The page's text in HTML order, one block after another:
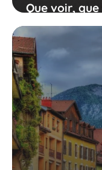
Que voir,
?